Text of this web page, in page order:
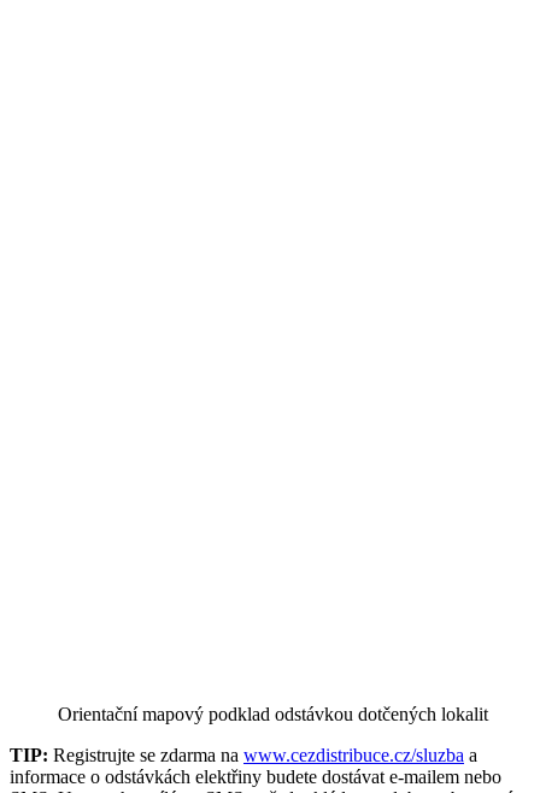
Orientační mapový podklad odstávkou dotčených lokalit
TIP: Registrujte se zdarma na www.cezdistribuce.cz/sluzba a
informace o odstávkách elektřiny budete dostávat e-mailem nebo